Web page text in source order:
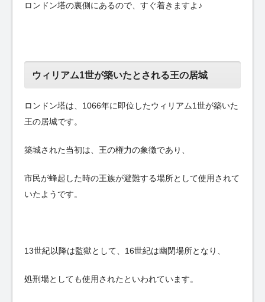
ロンドン塔の裏側にあるので、すぐ着きますよ♪
ウィリアム1世が築いたとされる王の居城
ロンドン塔は、1066年に即位したウィリアム1世が築いた
王の居城です。
築城された当初は、王の権力の象徴であり、
市民が蜂起した時の王族が避難する場所として使用されて
いたようです。
13世紀以降は監獄として、16世紀は幽閉場所となり、
処刑場としても使用されたといわれています。